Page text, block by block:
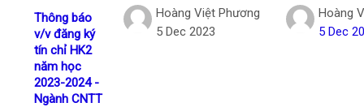
Thông báo
v/v đăng ký
tín chỉ HK2
năm học
2023-2024 -
Ngành CNTT
Hoàng Việt Phương
5 Dec 2023
Hoàng
5 Dec